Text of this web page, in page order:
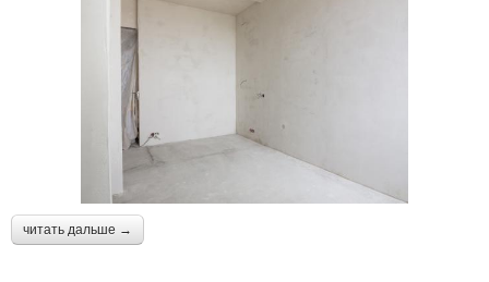
читать дальше →